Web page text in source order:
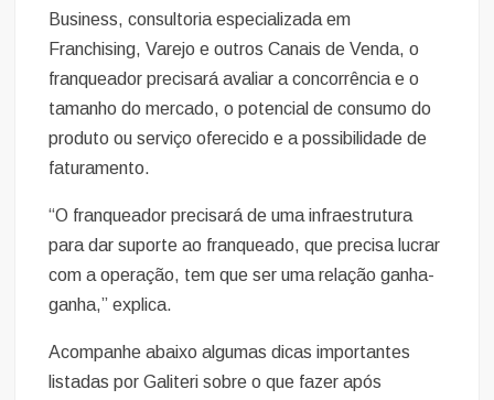
Business, consultoria especializada em
Franchising, Varejo e outros Canais de Venda, o
franqueador precisará avaliar a concorrência e o
tamanho do mercado, o potencial de consumo do
produto ou serviço oferecido e a possibilidade de
faturamento.
“O franqueador precisará de uma infraestrutura
para dar suporte ao franqueado, que precisa lucrar
com a operação, tem que ser uma relação ganha-
ganha,” explica.
Acompanhe abaixo algumas dicas importantes
listadas por Galiteri sobre o que fazer após